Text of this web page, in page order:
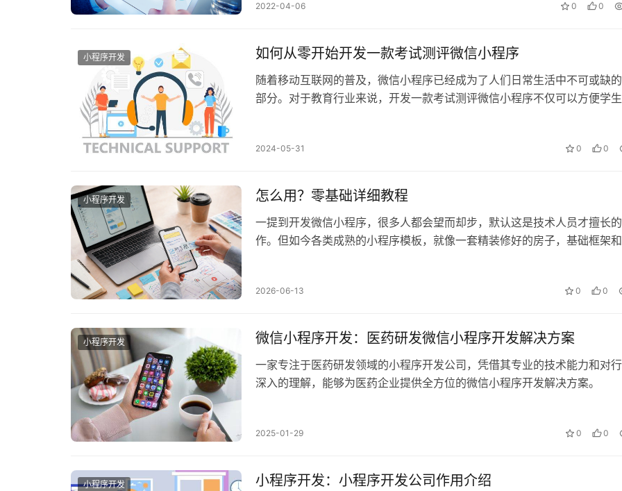
2022-04-06 0 0
小程序开发 如何从零开始开发一款考试测评微信小程序
随着移动互联网的普及，微信小程序已经成为了人们日常生活中不可或缺
部分。对于教育行业来说，开发一款考试测评微信小程序不仅可以方便学
2024-05-31 0 0
小程序开发 怎么用？零基础详细教程
一提到开发微信小程序，很多人都会望而却步，默认这是技术人员才擅长
作。但如今各类成熟的小程序模板，就像一套精装修好的房子，基础框架
2026-06-13 0 0
小程序开发 微信小程序开发：医药研发微信小程序开发解决方案
一家专注于医药研发领域的小程序开发公司，凭借其专业的技术能力和对
深入的理解，能够为医药企业提供全方位的微信小程序开发解决方案。
2025-01-29 0 0
小程序开发 小程序开发：小程序开发公司作用介绍